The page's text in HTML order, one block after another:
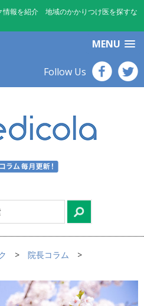
情報を紹介 地域のかかりつけ医を探すな
MENU
Follow Us
院長コラム